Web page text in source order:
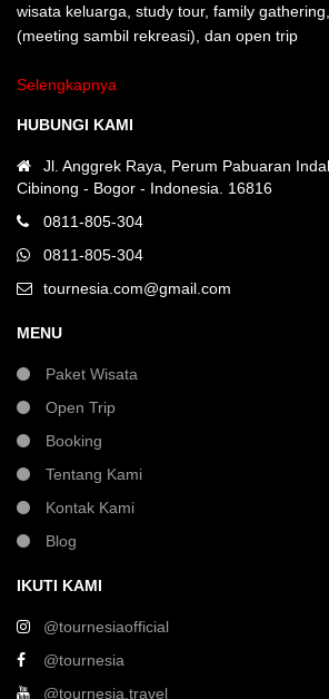
wisata keluarga, study tour, family
(meeting sambil rekreasi), dan open trip
Selengkapnya
HUBUNGI KAMI
Jl. Anggrek Raya, Perum Pabuaran
Cibinong - Bogor - Indonesia. 16816
0811-805-304
0811-805-304
tournesia.com@gmail.com
MENU
Paket Wisata
Open Trip
Booking
Tentang Kami
Kontak Kami
Blog
IKUTI KAMI
@tournesiaofficial
@tournesia
@tournesia.travel